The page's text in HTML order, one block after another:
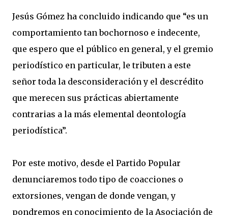
Jesús Gómez ha concluido indicando que “es un
comportamiento tan bochornoso e indecente,
que espero que el público en general, y el gremio
periodístico en particular, le tributen a este
señor toda la desconsideración y el descrédito
que merecen sus prácticas abiertamente
contrarias a la más elemental deontología
periodística”.
Por este motivo, desde el Partido Popular
denunciaremos todo tipo de coacciones o
extorsiones, vengan de donde vengan, y
pondremos en conocimiento de la Asociación de